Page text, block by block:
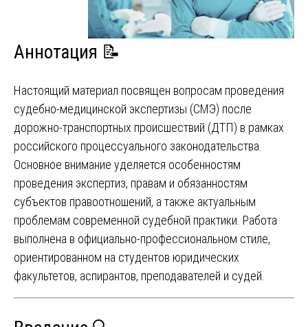
Аннотация 📝
Настоящий материал посвящен вопросам проведения
судебно-медицинской экспертизы (СМЭ) после
дорожно-транспортных происшествий (ДТП) в рамках
российского процессуального законодательства.
Основное внимание уделяется особенностям
проведения экспертиз, правам и обязанностям
субъектов правоотношений, а также актуальным
проблемам современной судебной практики. Работа
выполнена в официально-профессиональном стиле,
ориентированном на студентов юридических
факультетов, аспирантов, преподавателей и судей.